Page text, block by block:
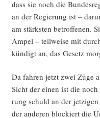
dass sie noch die
an der Regie­rung ist –
am stärks­ten betrof­fe­nen.
Ampel – teil­wei­se mit
kün­digt an, das Gesetz
Da fah­ren jetzt zwei Züge
Sicht der einen ist die
rung schuld an der
der ande­ren blo­ckiert die